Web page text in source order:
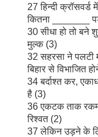
27 हिन्दी
कितना _______
30 सीधा हो तो
मुल्क (3)
32 सहरसा ने पलटी
बिहार से विभाजित
34 बर्दाश्त कर,
है (3)
36 एकटक ताक रकम
रिश्वत (2)
37 लेकिन उड़ने के